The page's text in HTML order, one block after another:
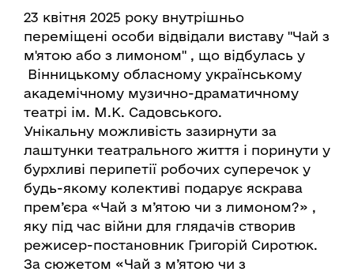
23 квітня 2025 року внутрішньо
переміщені особи відвідали виставу "Чай з
м'ятою або з лимоном" , що відбулась у
Вінницькому обласному українському
академічному музично-драматичному
театрі ім. М.К. Садовського.
Унікальну можливість зазирнути за
лаштунки театрального життя і поринути у
бурхливі перипетії робочих суперечок у
будь-якому колективі подарує яскрава
прем’єра «Чай з м’ятою чи з лимоном?» ,
яку під час війни для глядачів створив
режисер-постановник Григорій Сиротюк.
За сюжетом «Чай з м’ятою чи з